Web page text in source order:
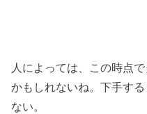
人によっては、この時点
かもしれないね。下手す
ない。